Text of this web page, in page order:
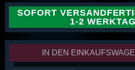
SOFORT
1-2
IN DEN